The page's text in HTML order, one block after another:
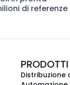
di referenze
PRODOTTI
Distribuzione